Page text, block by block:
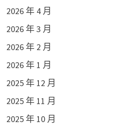
2026 年 4 月
2026 年 3 月
2026 年 2 月
2026 年 1 月
2025 年 12 月
2025 年 11 月
2025 年 10 月